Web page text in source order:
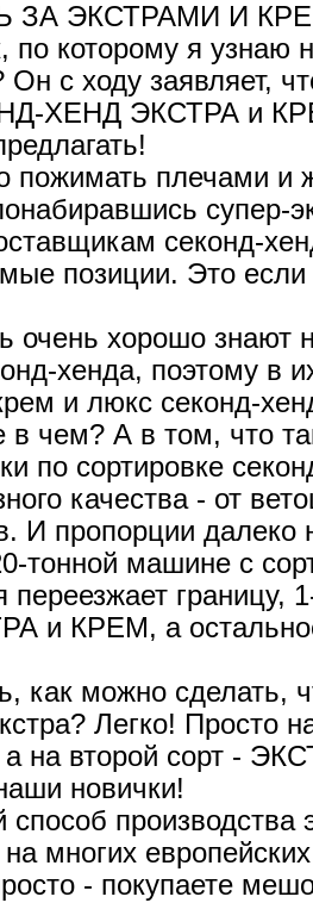
ЭКСТРАМИ И
по которому я узнаю
с ходу заявляет,
ХЕНД ЭКСТРА и
пожимать плечами и
супер-
секонд-
позиции. Это если
очень хорошо знают
хенда, поэтому в
и люкс секонд-
чем? А в том, что
по сортировке
качества - от
И пропорции далеко
тонной машине с
переезжает границу,
и КРЕМ, а
как можно сделать,
Легко! Просто
на второй сорт -
новички!
производства
многих
- покупаете